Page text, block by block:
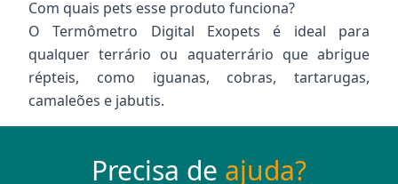
Com quais pets esse produto funciona?
O Termômetro Digital Exopets é ideal para
qualquer terrário ou aquaterrário que abrigue
répteis, como iguanas, cobras, tartarugas,
camaleões e jabutis.
Precisa de ajuda?